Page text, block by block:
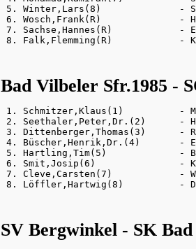
5. Winter,Lars(8)              -
6. Wosch,Frank(R)              -
7. Sachse,Hannes(R)
Bad Vilbeler Sfr.1985 -
1. Schmitzer,Klaus(1)          -
2. Seethaler,Peter,Dr.(2)      -
3. Dittenberger,Thomas(3)
4. Büscher,Henrik,Dr.(4)       -
5. Hartling,Tim(5)             -
6. Smit,Josip(6)               -
7. Cleve,Carsten(7)            -
SV Bergwinkel - SK